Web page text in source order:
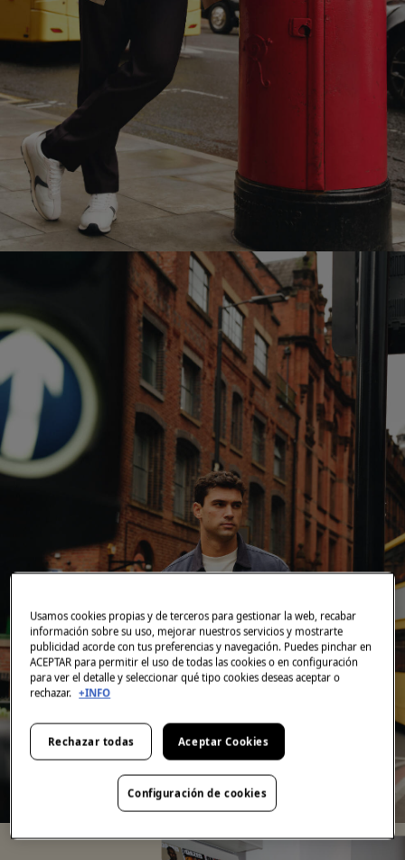
Usamos cookies propias y de terceros para gestionar la web, recabar
información sobre su uso, mejorar nuestros servicios y mostrarte
publicidad acorde con tus preferencias y navegación. Puedes pinchar en
ACEPTAR para permitir el uso de todas las cookies o en configuración
para ver el detalle y seleccionar qué tipo cookies deseas aceptar o
rechazar. +INFO
Rechazar todas Aceptar Cookies
Configuración de cookies